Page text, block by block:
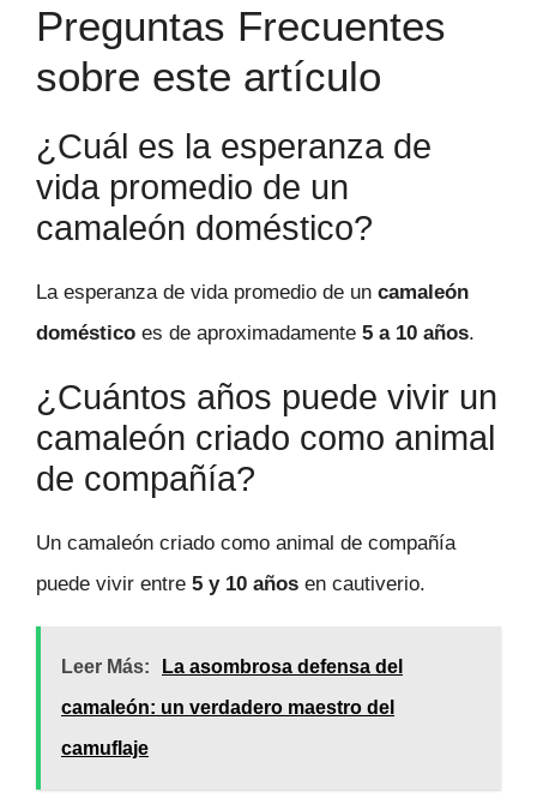
Preguntas Frecuentes
sobre este artículo
¿Cuál es la esperanza de
vida promedio de un
camaleón doméstico?
La esperanza de vida promedio de un camaleón
doméstico es de aproximadamente 5 a 10 años.
¿Cuántos años puede vivir un
camaleón criado como animal
de compañía?
Un camaleón criado como animal de compañía
puede vivir entre 5 y 10 años en cautiverio.
Leer Más:
La asombrosa defensa del
camaleón: un verdadero maestro del
camuflaje